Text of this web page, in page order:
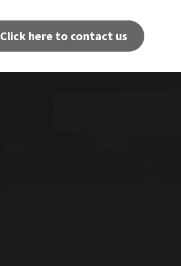
Click here to contact us